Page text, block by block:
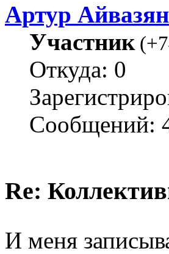
Артур Айвазян
Участник(
Откуда: 0
Сообщений:
Re:
И меня